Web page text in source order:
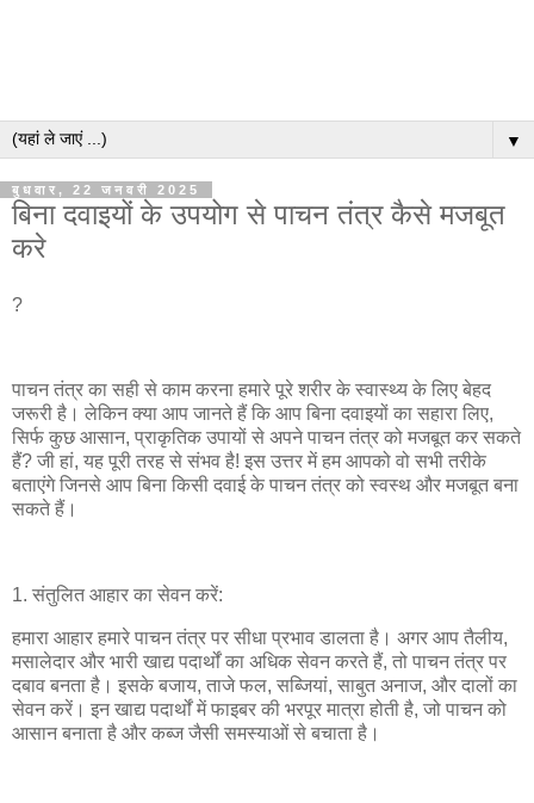
▼
बुधवार, 22 जनवरी 2025
बिना दवाइयों के उपयोग से पाचन तंत्र कैसे मजबूत
करे
?
पाचन तंत्र का सही से काम करना हमारे पूरे शरीर के स्वास्थ्य के लिए बेहद
जरूरी है। लेकिन क्या आप जानते हैं कि आप बिना दवाइयों का सहारा लिए,
सिर्फ कुछ आसान, प्राकृतिक उपायों से अपने पाचन तंत्र को मजबूत कर सकते
हैं? जी हां, यह पूरी तरह से संभव है! इस उत्तर में हम आपको वो सभी तरीके
बताएंगे जिनसे आप बिना किसी दवाई के पाचन तंत्र को स्वस्थ और मजबूत बना
सकते हैं।
1. संतुलित आहार का सेवन करें:
हमारा आहार हमारे पाचन तंत्र पर सीधा प्रभाव डालता है। अगर आप तैलीय,
मसालेदार और भारी खाद्य पदार्थों का अधिक सेवन करते हैं, तो पाचन तंत्र पर
दबाव बनता है। इसके बजाय, ताजे फल, सब्जियां, साबुत अनाज, और दालों का
सेवन करें। इन खाद्य पदार्थों में फाइबर की भरपूर मात्रा होती है, जो पाचन को
आसान बनाता है और कब्ज जैसी समस्याओं से बचाता है।